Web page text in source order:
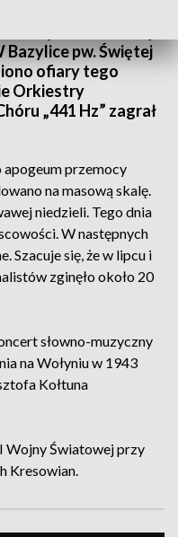
Bazylice pw. Świętej
ofiary tego
Orkiestry
„441 Hz” zagrał
apogeum przemocy
na masową skalę.
niedzieli. Tego dnia
W następnych
Szacuje się, że w lipcu i
zginęło około 20
słowno-muzyczny
na Wołyniu w 1943
Kołtuna
Wojny Światowej przy
Kresowian.